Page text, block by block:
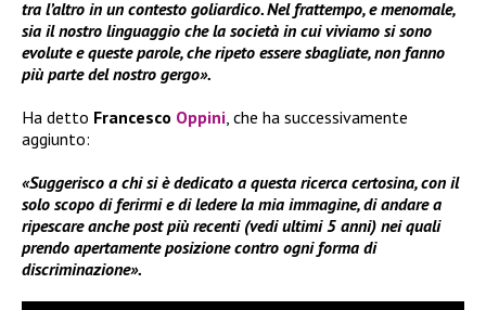
tra l’altro in un contesto goliardico. Nel frattempo, e menomale,
sia il nostro linguaggio che la società in cui viviamo si sono
evolute e queste parole, che ripeto essere sbagliate, non fanno
più parte del nostro gergo».
Ha detto Francesco Oppini, che ha successivamente
aggiunto:
«Suggerisco a chi si è dedicato a questa ricerca certosina, con il
solo scopo di ferirmi e di ledere la mia immagine, di andare a
ripescare anche post più recenti (vedi ultimi 5 anni) nei quali
prendo apertamente posizione contro ogni forma di
discriminazione».